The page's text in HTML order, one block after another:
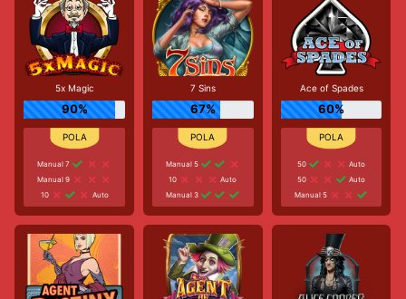
5x Magic
90%
Manual 7
Manual 9
10
Auto
7 Sins
67%
Manual 5
10
Auto
Manual 3
Ace of Spades
60%
50
Auto
50
Auto
Manual 5